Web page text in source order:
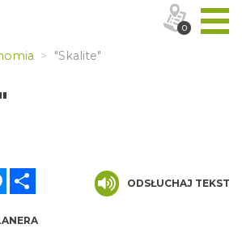
"Skalite"
Messenger
ODSŁUCHAJ TEKST
0